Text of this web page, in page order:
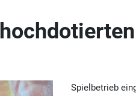
Spielbetrieb